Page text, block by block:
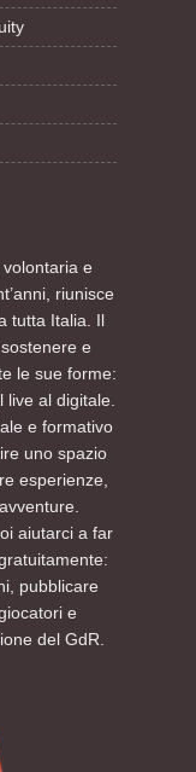
e
riunisce
tutta Italia. Il
e
le sue forme:
al digitale.
e formativo
uno spazio
esperienze,
aiutarci a far
pubblicare
e
del GdR.